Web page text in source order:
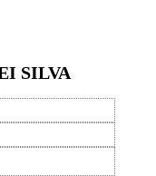
SILVA